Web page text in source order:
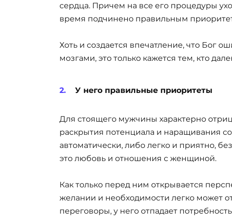
сердца. Причем на все его процедуры
время подчинено правильным
Хоть и создается впечатление, что Бог
мозгами, это только кажется тем, кто
У него правильные приоритеты
Для стоящего мужчины характерно
раскрытия потенциала и наращивания
автоматически, либо легко и приятно,
это любовь и отношения с женщиной.
Как только перед ним открывается
желании и необходимости легко может
переговоры, у него отпадает